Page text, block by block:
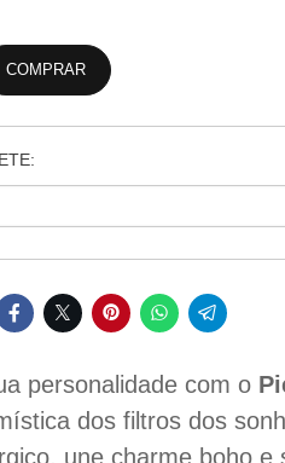
COMPRAR
personalidade com o
dos filtros dos
une charme boho